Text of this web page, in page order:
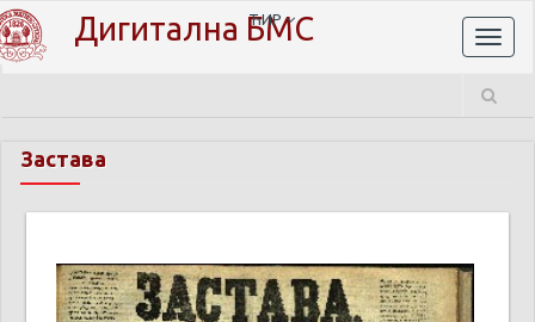
Дигитална БМС
ЋИР
Застава